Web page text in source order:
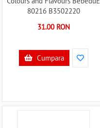
80216 B3502220
31.00 RON
Cumpara